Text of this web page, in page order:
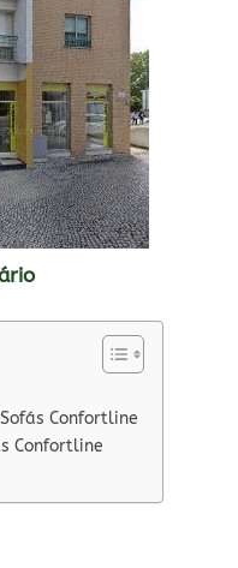
Confortline
Confortline